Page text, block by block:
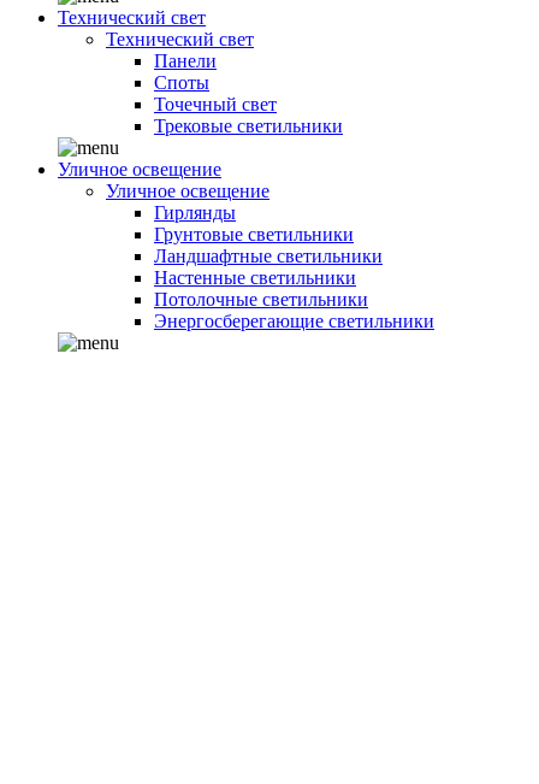
Технический свет
Технический свет
Панели
Споты
Точечный свет
Трековые светильники
Уличное освещение
Уличное освещение
Гирлянды
Грунтовые светильники
Ландшафтные светильники
Настенные светильники
Потолочные светильники
Энергосберегающие светильники